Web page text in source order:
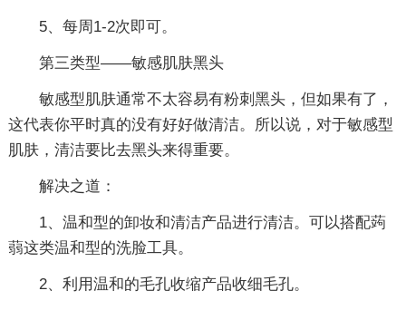
5、每周1-2次即可。
第三类型——敏感肌肤黑头
敏感型肌肤通常不太容易有粉刺黑头，但如果有了，
这代表你平时真的没有好好做清洁。所以说，对于敏感型
肌肤，清洁要比去黑头来得重要。
解决之道：
1、温和型的卸妆和清洁产品进行清洁。可以搭配蒟
蒻这类温和型的洗脸工具。
2、利用温和的毛孔收缩产品收细毛孔。